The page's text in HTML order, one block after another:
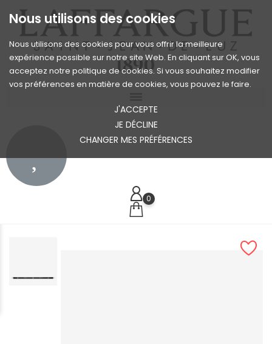
Nous utilisons des cookies
Nous utilisons des cookies pour vous offrir la meilleure
expérience possible sur notre site Web. En cliquant sur OK, vous
acceptez notre politique de cookies. Si vous souhaitez modifier
vos préférences en matière de cookies, vous pouvez le faire.
J'ACCEPTE
JE DÉCLINE
CHANGER MES PRÉFÉRENCES
0